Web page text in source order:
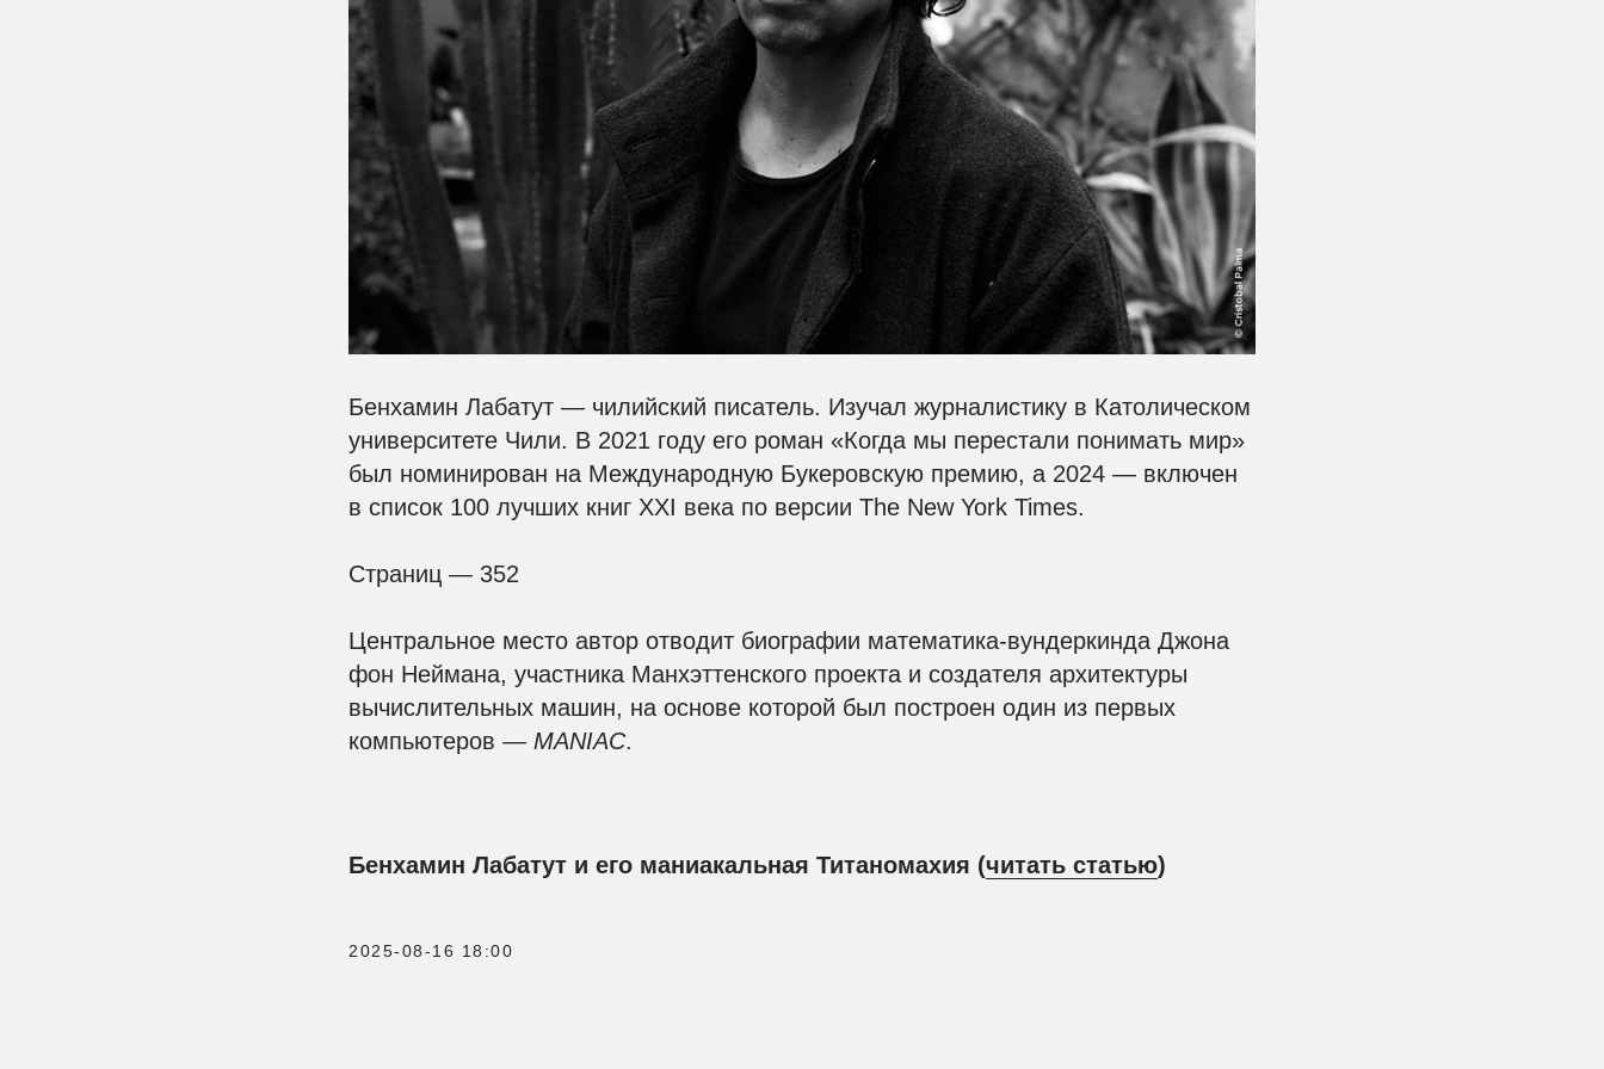
Бенхамин Лабатут — чилийский писатель. Изучал журналистику в Католическом
университете Чили. В 2021 году его роман «Когда мы перестали понимать мир»
был номинирован на Международную Букеровскую премию, а 2024 — включен
в список 100 лучших книг XXI века по версии The New York Times.
Страниц — 352
Центральное место автор отводит биографии математика-вундеркинда Джона
фон Неймана, участника Манхэттенского проекта и создателя архитектуры
вычислительных машин, на основе которой был построен один из первых
компьютеров — MANIAC.
Бенхамин Лабатут и его маниакальная Титаномахия (читать статью)
2025-08-16 18:00